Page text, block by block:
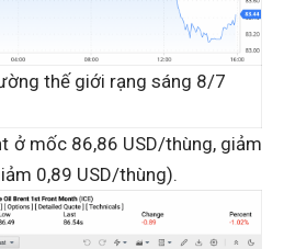
thế giới rạng sáng 8/7
ở mốc 86,86 USD/thùng, giảm
0,89 USD/thùng).